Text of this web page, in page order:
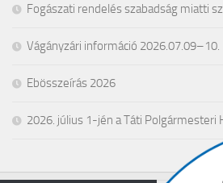
Fogászati rendelés szabadság miatti
Vágányzári információ 2026.07.09–10.
Ebösszeírás 2026
2026. július 1-jén a Táti Polgármesteri